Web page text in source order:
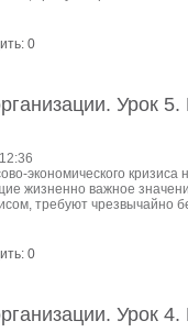
0
Урок 5.
экономического
жизненно важное
требуют чрезвычайно
0
Урок 4.